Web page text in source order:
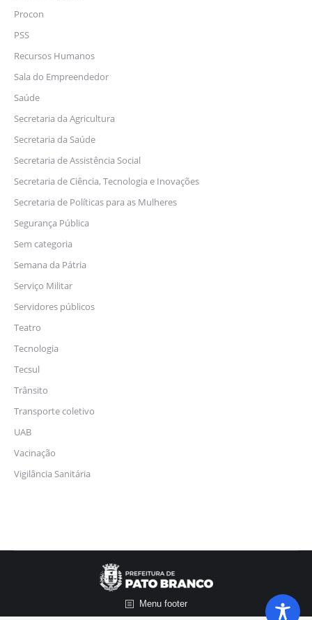
Procon
PSS
Recursos Humanos
Sala do Empreendedor
Saúde
Secretaria da Agricultura
Secretaria da Saúde
Secretaria de Assistência Social
Secretaria de Ciência, Tecnologia e Inovações
Secretaria de Políticas para as Mulheres
Segurança Pública
Sem categoria
Semana da Pátria
Serviço Militar
Servidores públicos
Teatro
Tecnologia
Tecsul
Trânsito
Transporte coletivo
UAB
Vacinação
Vigilância Sanitária
Menu footer